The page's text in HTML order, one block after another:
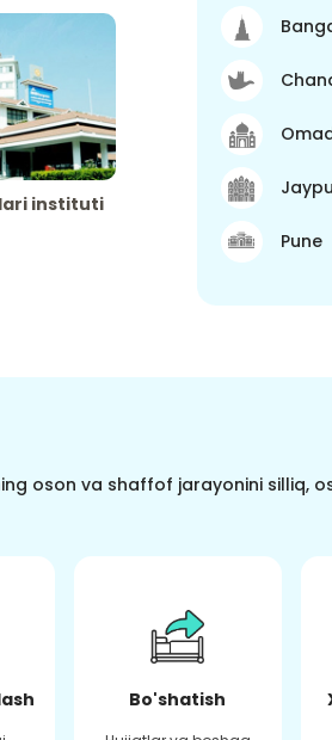
instituti
Pune
oson va shaffof jarayonini silliq,
Bo'shatish